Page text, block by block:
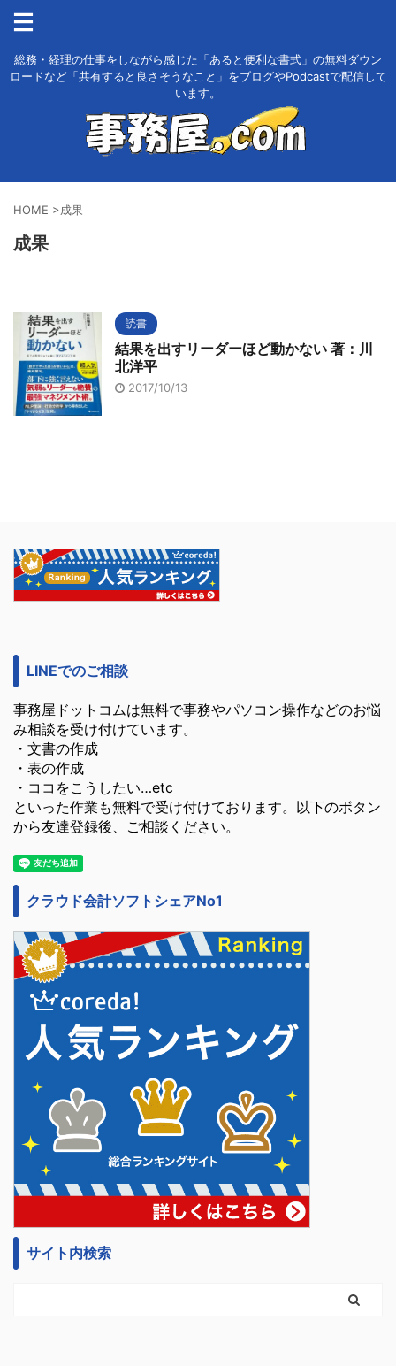
総務・経理の仕事をしながら感じた「あると便利な書式」の無料ダウン
ロードなど「共有すると良さそうなこと」をブログやPodcastで配信して
います。
HOME >成果
成果
読書
結果を出すリーダーほど動かない 著：川
北洋平
2017/10/13
LINEでのご相談
事務屋ドットコムは無料で事務やパソコン操作などのお悩
み相談を受け付けています。
・文書の作成
・表の作成
・ココをこうしたい…etc
といった作業も無料で受け付けております。以下のボタン
から友達登録後、ご相談ください。
クラウド会計ソフトシェアNo1
サイト内検索